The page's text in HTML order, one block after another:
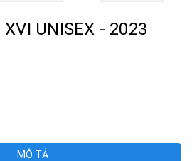
UNISEX - 2023
MÔ TẢ